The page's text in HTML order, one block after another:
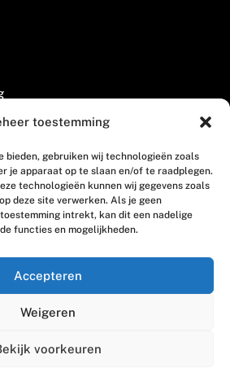
toestemming
bieden, gebruiken wij technologieën zoals
je apparaat op te slaan en/of te raadplegen.
technologieën kunnen wij gegevens zoals
deze site verwerken. Als je geen
intrekt, kan dit een nadelige
functies en mogelijkheden.
Accepteren
Weigeren
voorkeuren